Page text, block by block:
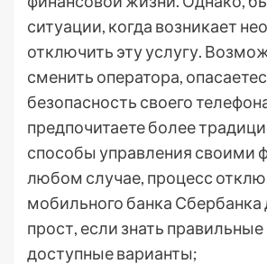
ситуации, когда возникает
отключить эту услугу.
сменить оператора,
безопасность своего
предпочитаете более
способы управления своими
любом случае, процесс
мобильного банка Сбербанка
прост, если знать
доступные варианты;